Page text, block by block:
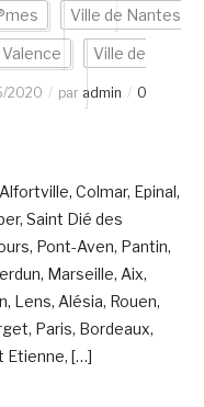
Ville de Nantes
Ville de
2020 par admin
0
Colmar, Epinal,
Saint Dié des
Pont-Aven, Pantin,
Marseille, Aix,
Lens, Alésia, Rouen,
Paris, Bordeaux,
Etienne, […]